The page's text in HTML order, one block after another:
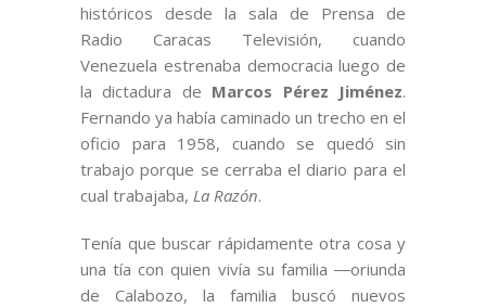
históricos desde la sala de Prensa de
Radio Caracas Televisión, cuando
Venezuela estrenaba democracia luego de
la dictadura de Marcos Pérez Jiménez.
Fernando ya había caminado un trecho en el
oficio para 1958, cuando se quedó sin
trabajo porque se cerraba el diario para el
cual trabajaba, La Razón.
Tenía que buscar rápidamente otra cosa y
una tía con quien vivía su familia ―oriunda
de Calabozo, la familia buscó nuevos